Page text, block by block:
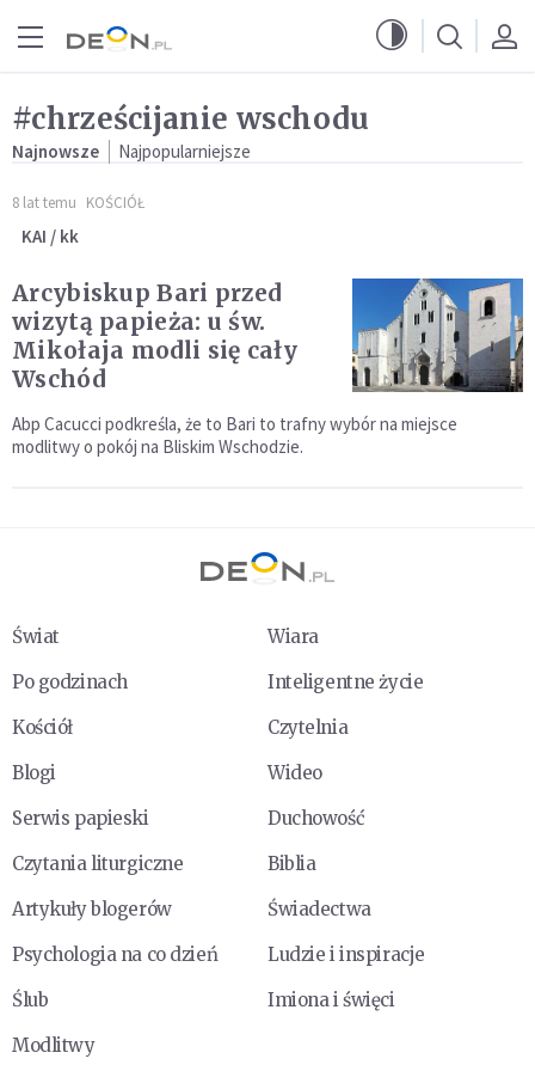
#chrześcijanie wschodu
Najnowsze Najpopularniejsze
8 lat temu KOŚCIÓŁ
KAI / kk
Arcybiskup Bari przed
wizytą papieża: u św.
Mikołaja modli się cały
Wschód
Abp Cacucci podkreśla, że to Bari to trafny wybór na miejsce
modlitwy o pokój na Bliskim Wschodzie.
Świat
Wiara
Po godzinach
Inteligentne życie
Kościół
Czytelnia
Blogi
Wideo
Serwis papieski
Duchowość
Czytania liturgiczne
Biblia
Artykuły blogerów
Świadectwa
Psychologia na co dzień
Ludzie i inspiracje
Ślub
Imiona i święci
Modlitwy